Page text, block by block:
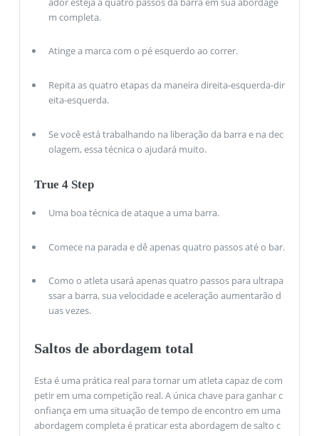
m completa.
Atinge a marca com o pé esquerdo ao correr.
Repita as quatro etapas da maneira direita-esquerda-dir
eita-esquerda.
Se você está trabalhando na liberação da barra e na dec
olagem, essa técnica o ajudará muito.
True 4 Step
Uma boa técnica de ataque a uma barra.
Comece na parada e dê apenas quatro passos até o bar.
Como o atleta usará apenas quatro passos para ultrapa
ssar a barra, sua velocidade e aceleração aumentarão d
uas vezes.
Saltos de abordagem total
Esta é uma prática real para tornar um atleta capaz de com
petir em uma competição real. A única chave para ganhar c
onfiança em uma situação de tempo de encontro em uma
abordagem completa é praticar esta abordagem de salto c